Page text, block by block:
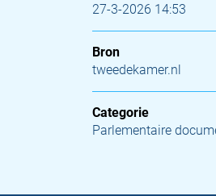
27-3-2026 14:53
Bron
tweedekamer.nl
Categorie
Parlementaire